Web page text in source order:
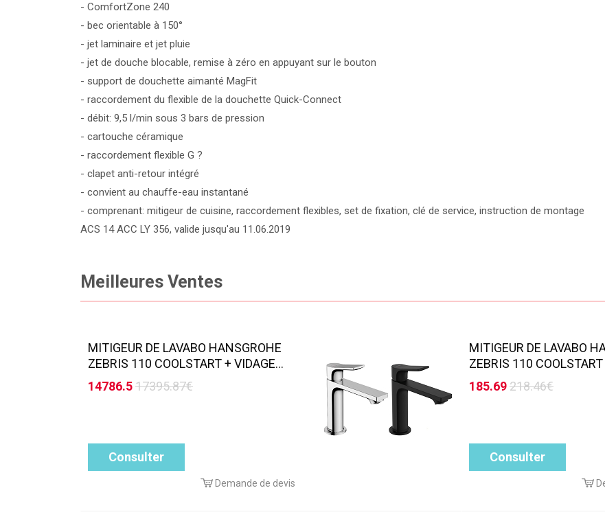
- ComfortZone 240
- bec orientable à 150°
- jet laminaire et jet pluie
- jet de douche blocable, remise à zéro en appuyant sur le bouton
- support de douchette aimanté MagFit
- raccordement du flexible de la douchette Quick-Connect
- débit: 9,5 l/min sous 3 bars de pression
- cartouche céramique
- raccordement flexible G ?
- clapet anti-retour intégré
- convient au chauffe-eau instantané
- comprenant: mitigeur de cuisine, raccordement flexibles, set de fixation, clé de service, instruction de montage
ACS 14 ACC LY 356, valide jusqu'au 11.06.2019
Meilleures Ventes
MITIGEUR DE LAVABO HANSGROHE
ZEBRIS 110 COOLSTART + VIDAGE...
14786.517395.87€
Consulter
Demande de devis
MITIGEUR DE LAVABO
ZEBRIS 110 COOLSTART
185.69218.46€
Consulter